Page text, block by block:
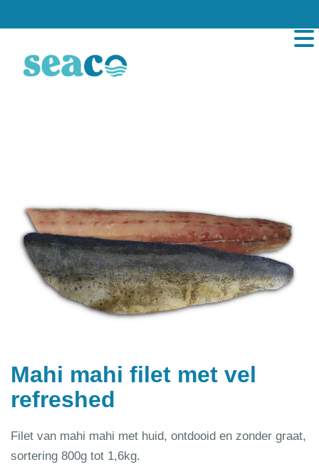
Mahi mahi filet met vel
refreshed
Filet van mahi mahi met huid, ontdooid en zonder graat,
sortering 800g tot 1,6kg.